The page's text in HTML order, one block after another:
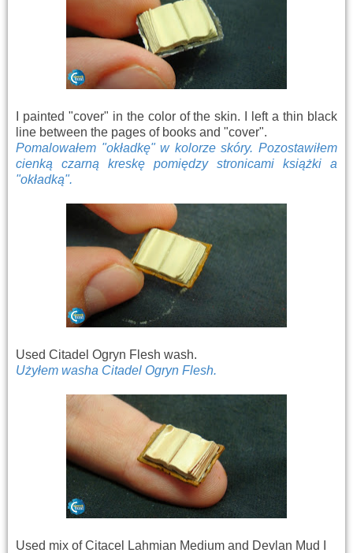
I painted "cover" in the color of the skin. I left a thin black
line between the pages of books and "cover".
Pomalowałem "okładkę" w kolorze skóry. Pozostawiłem
cienką czarną kreskę pomiędzy stronicami książki a
"okładką".
Used Citadel Ogryn Flesh wash.
Użyłem washa Citadel Ogryn Flesh.
Used mix of Citacel Lahmian Medium and Devlan Mud I